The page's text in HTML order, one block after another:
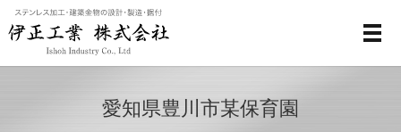
メ
愛知県豊川市某保育園